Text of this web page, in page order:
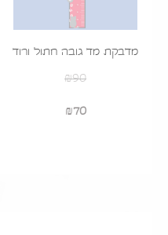
מדבקת מד גובה חתול ורוד
₪90
המקורי
₪70